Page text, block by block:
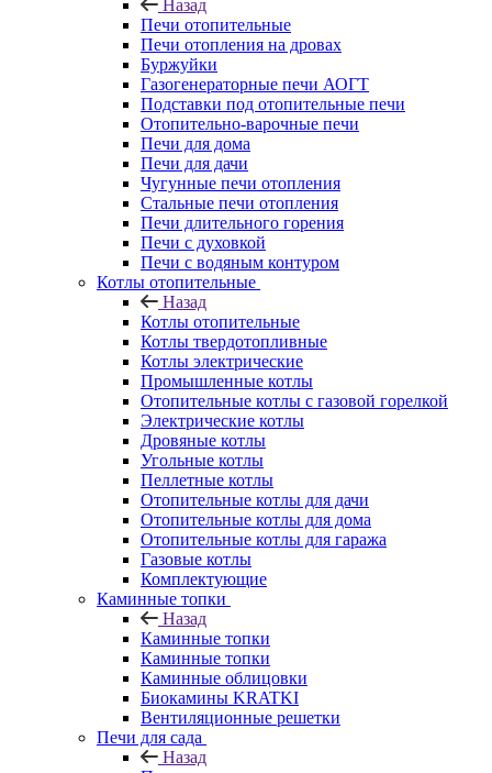
Назад
Печи отопительные
Печи отопления на дровах
Буржуйки
Газогенераторные печи АОГТ
Подставки под отопительные печи
Отопительно-варочные печи
Печи для дома
Печи для дачи
Чугунные печи отопления
Стальные печи отопления
Печи длительного горения
Печи с духовкой
Печи с водяным контуром
Котлы отопительные
Назад
Котлы отопительные
Котлы твердотопливные
Котлы электрические
Промышленные котлы
Отопительные котлы с газовой горелкой
Электрические котлы
Дровяные котлы
Угольные котлы
Пеллетные котлы
Отопительные котлы для дачи
Отопительные котлы для дома
Отопительные котлы для гаража
Газовые котлы
Комплектующие
Каминные топки
Назад
Каминные топки
Каминные топки
Каминные облицовки
Биокамины KRATKI
Вентиляционные решетки
Печи для сада
Назад